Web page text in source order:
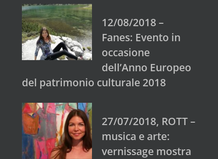
12/08/2018 –
Fanes: Evento in
occasione
dell’Anno Europeo
del patrimonio culturale 2018
27/07/2018, ROTT –
musica e arte:
vernissage mostra